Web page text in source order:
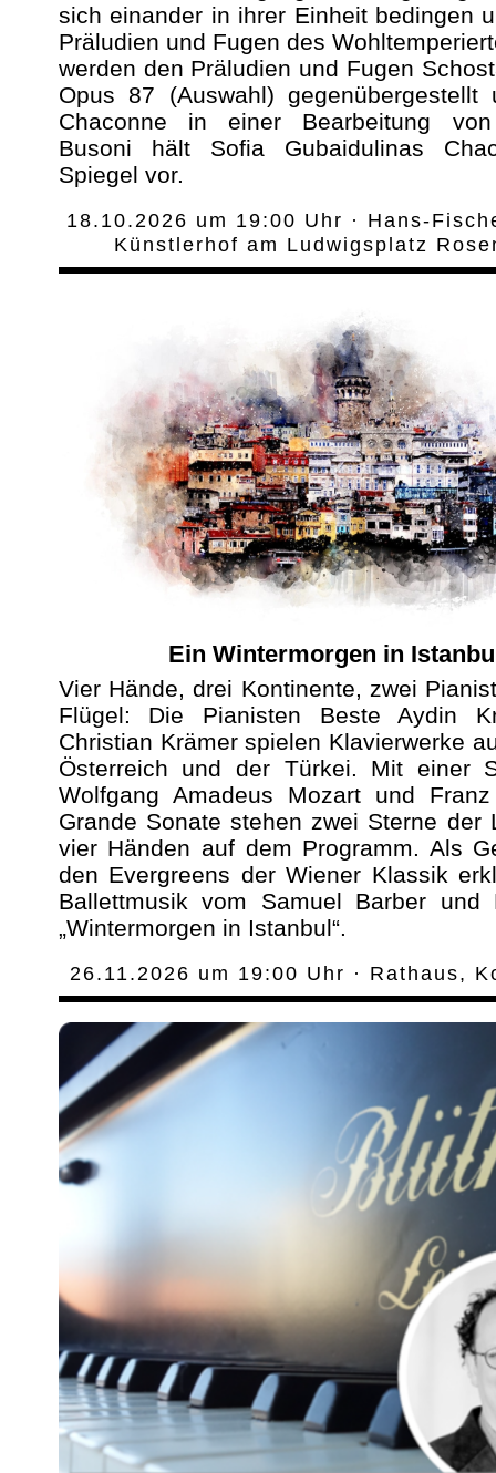
sich einander in ihrer Einheit bedingen
Präludien und Fugen des
werden den Präludien und Fugen
Opus 87 (Auswahl) gegenübergestellt
Chaconne in einer Bearbeitung
Busoni hält Sofia Gubaidulinas
Spiegel vor.
18.10.2026 um 19:00 Uhr · Hans-
Künstlerhof am Ludwigsplatz
Ein Wintermorgen in
Vier Hände, drei Kontinente, zwei
Flügel: Die Pianisten Beste Aydin
Christian Krämer spielen Klavierwerke
Österreich und der Türkei. Mit einer
Wolfgang Amadeus Mozart und
Grande Sonate stehen zwei Sterne der
vier Händen auf dem Programm. Als
den Evergreens der Wiener Klassik
Ballettmusik vom Samuel Barber und
„Wintermorgen in Istanbul“.
26.11.2026 um 19:00 Uhr · Rathaus,